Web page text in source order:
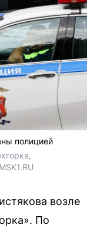
полицией
возле
По